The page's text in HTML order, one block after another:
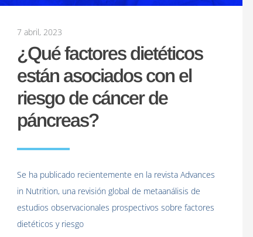
7 abril, 2023
¿Qué factores dietéticos
están asociados con el
riesgo de cáncer de
páncreas?
Se ha publicado recientemente en la revista Advances
in Nutrition, una revisión global de metaanálisis de
estudios observacionales prospectivos sobre factores
dietéticos y riesgo